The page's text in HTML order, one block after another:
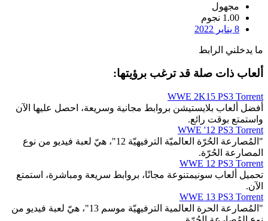
مجهول
1.00 نجوم
8 يناير 2022
ما يدخلني الرابط
ألعاب ذات صلة قد ترغب برؤيتها:
WWE 2K15 PS3 Torrent
أفضل ألعاب بلايستيشن بروابط مجانية وسريعة، احصل عليها الآن
واستمتع بوقت رائع.
WWE '12 PS3 Torrent
"المُصارعة الحُرّة العالميّة الترفيهيّة 12"، هيّ لعبة فيديو من نوع
المصارعة الحُرّة.
WWE 12 PS3 Torrent
تحميل ألعاب سونيمتنوعة مجانًا، بروابط سريعة ومباشرة، استمتع
الآن.
WWE 13 PS3 Torrent
"المُصارعة الحرة العالمية الترفيهيّة موسم 13"، هيّ لعبة فيديو من